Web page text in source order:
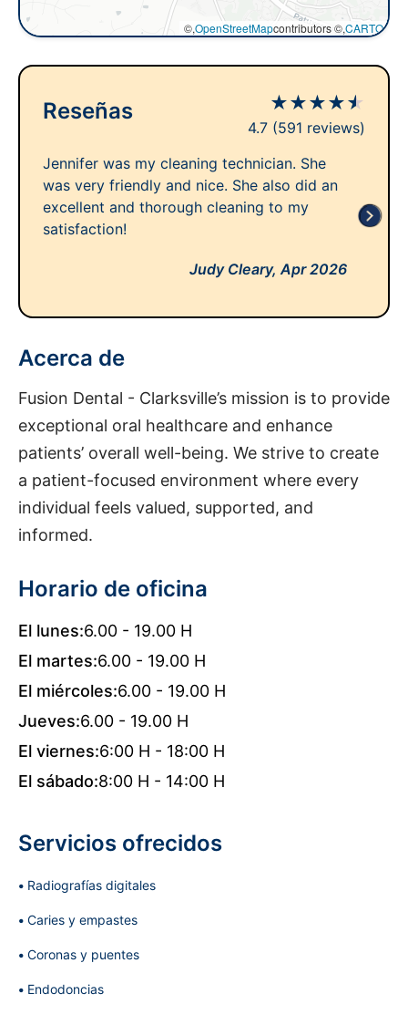
©,OpenStreetMapcontributors ©,CARTO
Reseñas ★★★★★
4.7 (591 reviews)
Jennifer was my cleaning technician. She
was very friendly and nice. She also did an
excellent and thorough cleaning to my
satisfaction!
Judy Cleary,Apr 2026
Acerca de
Fusion Dental - Clarksville’s mission is to provide
exceptional oral healthcare and enhance
patients’ overall well-being. We strive to create
a patient-focused environment where every
individual feels valued, supported, and
informed.
Horario de oficina
El lunes:6.00 - 19.00 H
El martes:6.00 - 19.00 H
El miércoles:6.00 - 19.00 H
Jueves:6.00 - 19.00 H
El viernes:6:00 H - 18:00 H
El sábado:8:00 H - 14:00 H
Servicios ofrecidos
Radiografías digitales
Caries y empastes
Coronas y puentes
Endodoncias